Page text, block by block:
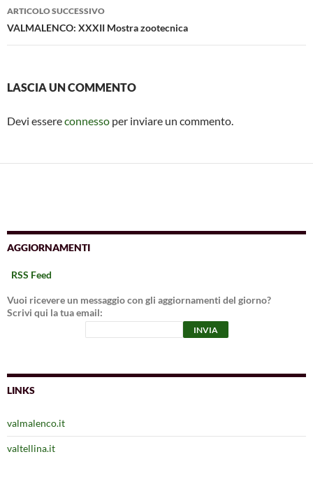
ARTICOLO SUCCESSIVO
VALMALENCO: XXXII Mostra zootecnica
LASCIA UN COMMENTO
Devi essereconnesso per inviare un commento.
AGGIORNAMENTI
RSS Feed
Vuoi ricevere un messaggio con gli aggiornamenti del giorno?
Scrivi qui la tua email:
LINKS
valmalenco.it
valtellina.it